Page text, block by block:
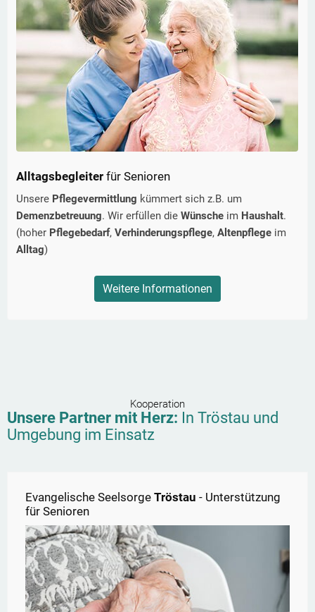
Alltagsbegleiter für Senioren
Unsere Pflegevermittlung kümmert sich z.B. um
Demenzbetreuung. Wir erfüllen die Wünsche im Haushalt.
(hoher Pflegebedarf, Verhinderungspflege, Altenpflege im
Alltag)
Weitere Informationen
Kooperation
Unsere Partner mit Herz: In Tröstau und
Umgebung im Einsatz
Evangelische Seelsorge Tröstau - Unterstützung
für Senioren